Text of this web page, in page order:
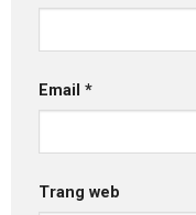
Email *
Trang web